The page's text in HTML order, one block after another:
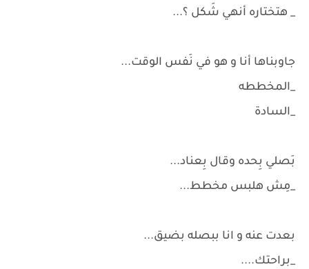
_ هتختاره أنهي شَكل ؟...
جاوبناها أنا و هو في نَفس الوقت...
_المخططه
_السادة
بَصلي بِحده وقال بِعناد...
_مِش هلبس مخطط...
بعدت عنه و انا ببصله بضيق...
_براحتك....